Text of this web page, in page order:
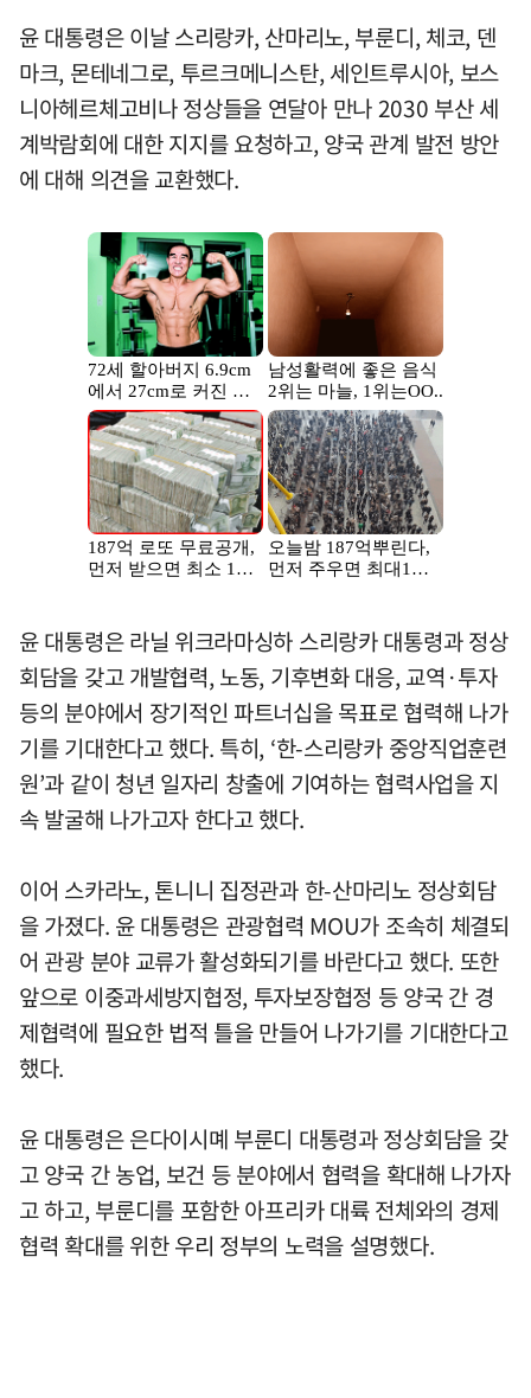
윤 대통령은 이날 스리랑카, 산마리노, 부룬디, 체코, 덴
마크, 몬테네그로, 투르크메니스탄, 세인트루시아, 보스
니아헤르체고비나 정상들을 연달아 만나 2030 부산 세
계박람회에 대한 지지를 요청하고, 양국 관계 발전 방안
에 대해 의견을 교환했다.
윤 대통령은 라닐 위크라마싱하 스리랑카 대통령과 정상
회담을 갖고 개발협력, 노동, 기후변화 대응, 교역·투자
등의 분야에서 장기적인 파트너십을 목표로 협력해 나가
기를 기대한다고 했다. 특히, ‘한-스리랑카 중앙직업훈련
원’과 같이 청년 일자리 창출에 기여하는 협력사업을 지
속 발굴해 나가고자 한다고 했다.
이어 스카라노, 톤니니 집정관과 한-산마리노 정상회담
을 가졌다. 윤 대통령은 관광협력 MOU가 조속히 체결되
어 관광 분야 교류가 활성화되기를 바란다고 했다. 또한
앞으로 이중과세방지협정, 투자보장협정 등 양국 간 경
제협력에 필요한 법적 틀을 만들어 나가기를 기대한다고
했다.
윤 대통령은 은다이시몌 부룬디 대통령과 정상회담을 갖
고 양국 간 농업, 보건 등 분야에서 협력을 확대해 나가자
고 하고, 부룬디를 포함한 아프리카 대륙 전체와의 경제
협력 확대를 위한 우리 정부의 노력을 설명했다.